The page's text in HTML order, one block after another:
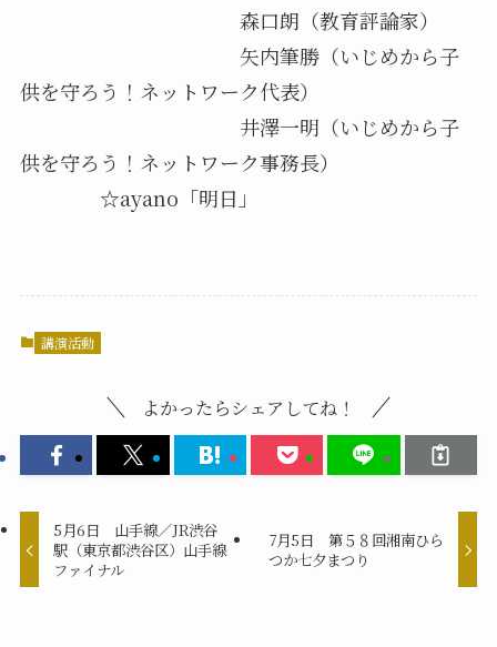
森口朗（教育評論家）
矢内筆勝（いじめから子
供を守ろう！ネットワーク代表）
井澤一明（いじめから子
供を守ろう！ネットワーク事務長）
☆ayano「明日」
講演活動
よかったらシェアしてね！
5月6日 山手線／JR渋谷
駅（東京都渋谷区）山手線
ファイナル
7月5日 第５８回湘南ひら
つか七夕まつり